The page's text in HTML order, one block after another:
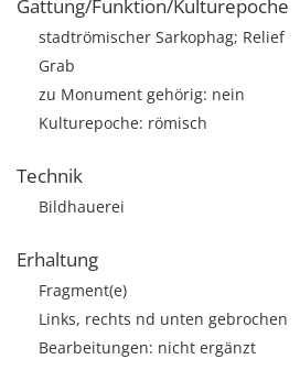
Gattung/Funktion/Kulturepoche
stadtrömischer Sarkophag; Relief
Grab
zu Monument gehörig: nein
Kulturepoche: römisch
Technik
Bildhauerei
Erhaltung
Fragment(e)
Links, rechts nd unten gebrochen
Bearbeitungen: nicht ergänzt